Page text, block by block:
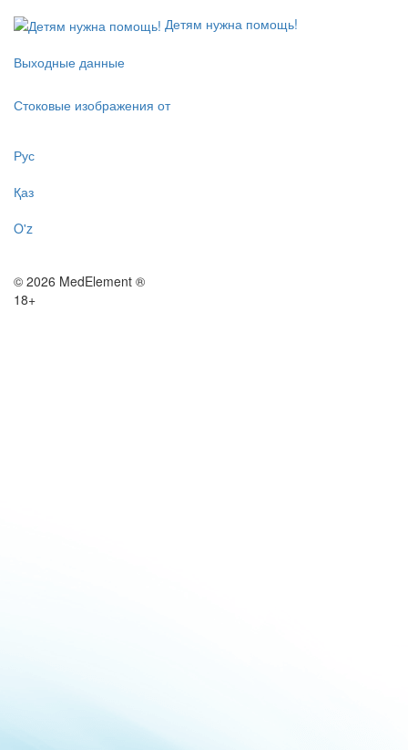
Детям нужна помощь!
Выходные данные
Стоковые изображения от
Рус
Қаз
O'z
© 2026 MedElement ®
18+